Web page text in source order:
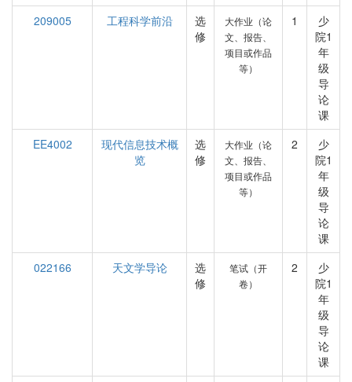
209005
工程科学前沿
选
修
大作业（论
文、报告、
项目或作品
等）
1
少
院1
年
级
导
论
课
EE4002
现代信息技术概
览
选
修
大作业（论
文、报告、
项目或作品
等）
2
少
院1
年
级
导
论
课
022166
天文学导论
选
修
笔试（开
卷）
2
少
院1
年
级
导
论
课